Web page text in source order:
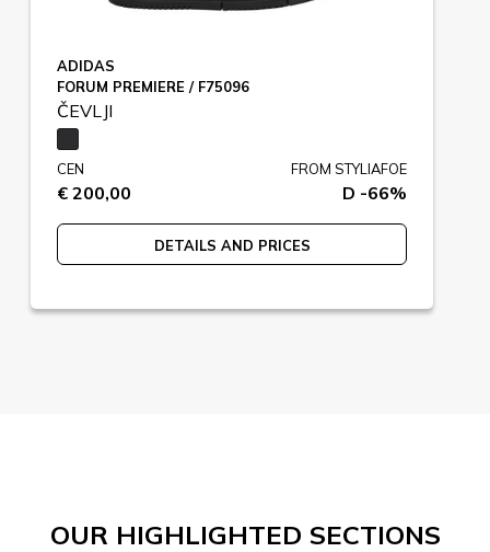
ADIDAS
FORUM PREMIERE / F75096
ČEVLJI
CEN
€ 200,00
FROM STYLIAFOE
D -66%
DETAILS AND PRICES
OUR HIGHLIGHTED SECTIONS